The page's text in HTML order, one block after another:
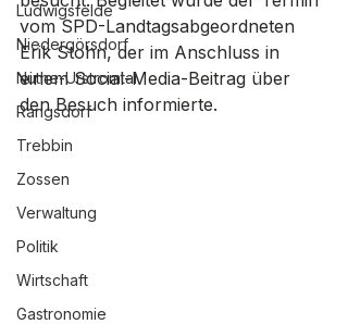
Ludwigsfelde
Niedergörsdorf
Nuthe-Urstromtal
Rangsdorf
Trebbin
Zossen
Verwaltung
Politik
Wirtschaft
Gastronomie
vom SPD-Landtagsabgeordneten
Erik Stohn, der im Anschluss in
einem Social-Media-Beitrag über
den Besuch informierte.